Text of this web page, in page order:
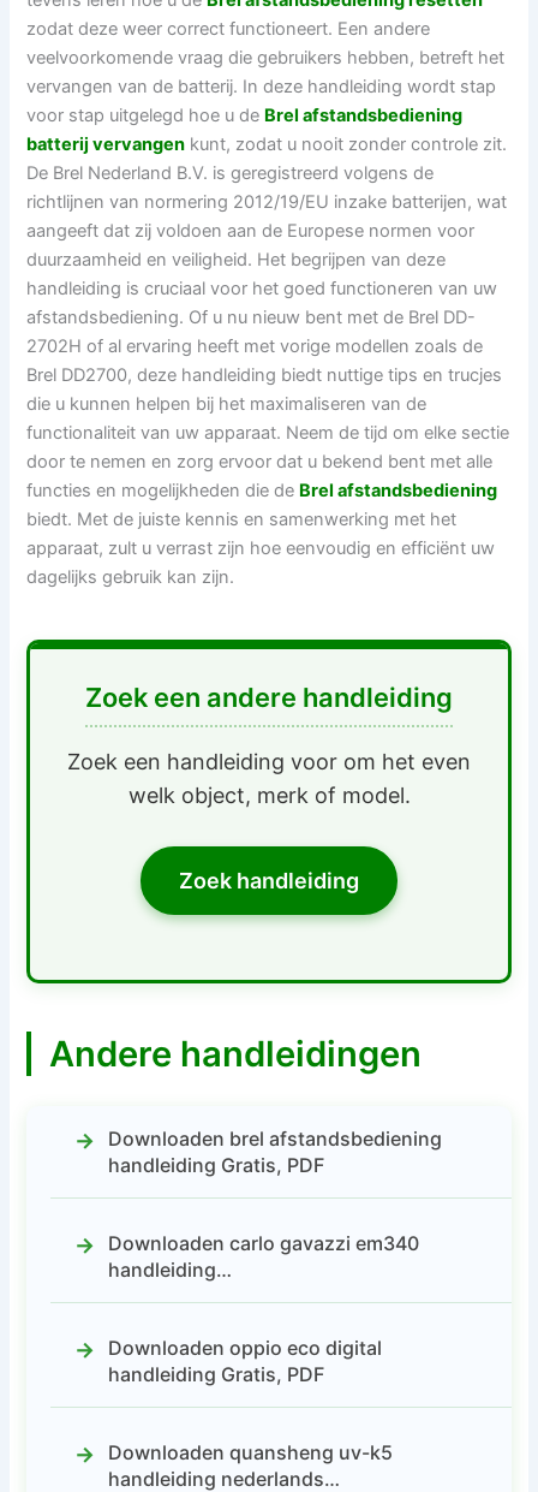
zodat deze weer correct functioneert. Een andere
veelvoorkomende vraag die gebruikers hebben, betreft het
vervangen van de batterij. In deze handleiding wordt stap
voor stap uitgelegd hoe u de Brel afstandsbediening
batterij vervangen kunt, zodat u nooit zonder controle zit.
De Brel Nederland B.V. is geregistreerd volgens de
richtlijnen van normering 2012/19/EU inzake batterijen, wat
aangeeft dat zij voldoen aan de Europese normen voor
duurzaamheid en veiligheid. Het begrijpen van deze
handleiding is cruciaal voor het goed functioneren van uw
afstandsbediening. Of u nu nieuw bent met de Brel DD-
2702H of al ervaring heeft met vorige modellen zoals de
Brel DD2700, deze handleiding biedt nuttige tips en trucjes
die u kunnen helpen bij het maximaliseren van de
functionaliteit van uw apparaat. Neem de tijd om elke sectie
door te nemen en zorg ervoor dat u bekend bent met alle
functies en mogelijkheden die de Brel afstandsbediening
biedt. Met de juiste kennis en samenwerking met het
apparaat, zult u verrast zijn hoe eenvoudig en efficiënt uw
dagelijks gebruik kan zijn.
Zoek een andere handleiding
Zoek een handleiding voor om het even
welk object, merk of model.
Zoek handleiding
Andere handleidingen
Downloaden brel afstandsbediening
handleiding Gratis, PDF
Downloaden carlo gavazzi em340
handleiding…
Downloaden oppio eco digital
handleiding Gratis, PDF
Downloaden quansheng uv-k5
handleiding nederlands…